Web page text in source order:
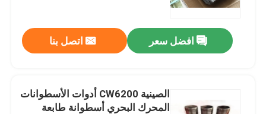
افضل سعر اتصل بنا
الصينية CW6200 أدوات الأسطوانات
المحرك البحري أسطوانة طابعة